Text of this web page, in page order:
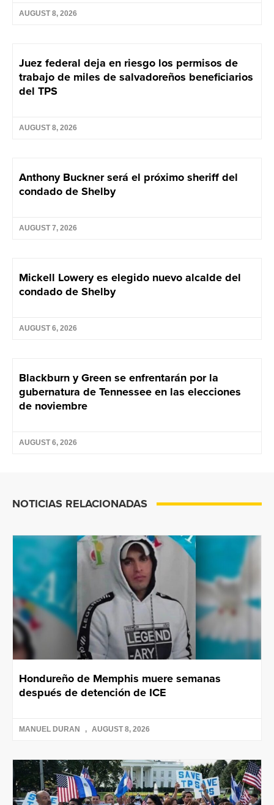
AUGUST 8, 2026
Juez federal deja en riesgo los permisos de
trabajo de miles de salvadoreños beneficiarios
del TPS
AUGUST 8, 2026
Anthony Buckner será el próximo sheriff del
condado de Shelby
AUGUST 7, 2026
Mickell Lowery es elegido nuevo alcalde del
condado de Shelby
AUGUST 6, 2026
Blackburn y Green se enfrentarán por la
gubernatura de Tennessee en las elecciones
de noviembre
AUGUST 6, 2026
NOTICIAS RELACIONADAS
Hondureño de Memphis muere semanas
después de detención de ICE
MANUEL DURAN AUGUST 8, 2026